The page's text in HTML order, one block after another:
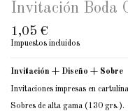
Invitación Boda
1,05 €
Impuestos incluidos
Invitación + Diseño + Sobre
Invitaciones impresas en
Sobres de alta gama (130 grs.).